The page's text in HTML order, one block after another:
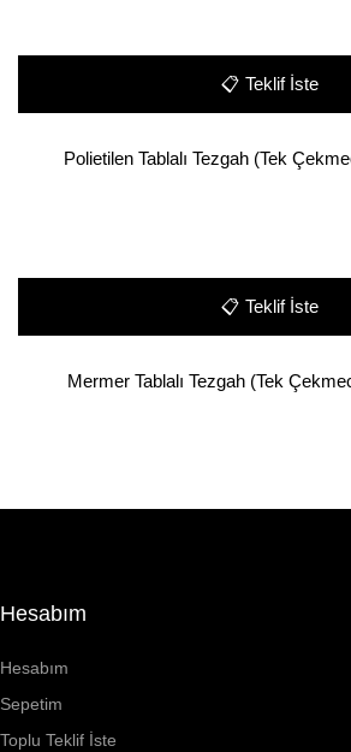
📋 Teklif İste
Polietilen Tablalı Tezgah (Tek
📋 Teklif İste
Mermer Tablalı Tezgah (Tek
Hesabım
Hesabım
Sepetim
Toplu Teklif İste